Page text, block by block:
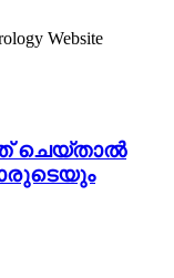
Website
ചെയ്താൽ